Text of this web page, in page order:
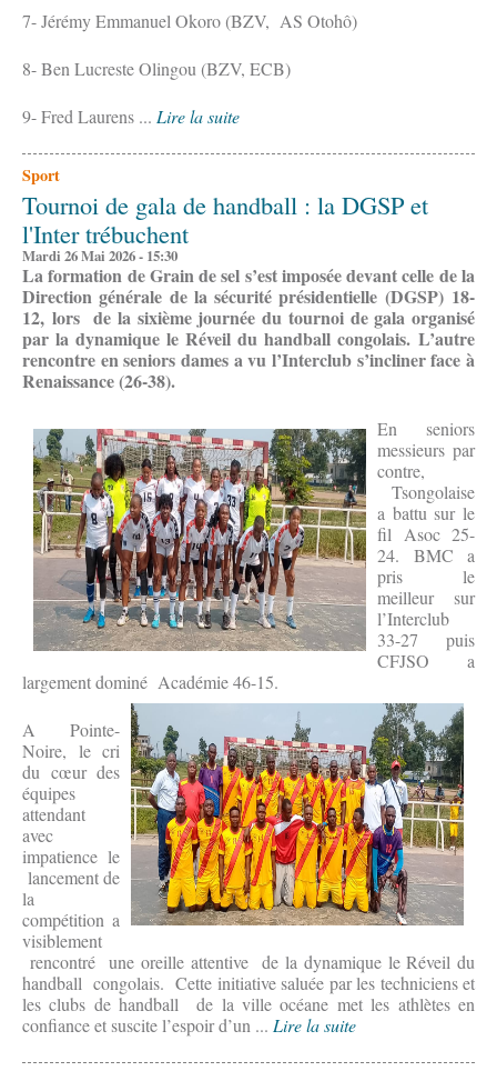
7- Jérémy Emmanuel Okoro (BZV, AS Otohô)
8- Ben Lucreste Olingou (BZV, ECB)
9- Fred Laurens ... Lire la suite
Sport
Tournoi de gala de handball : la DGSP et
l'Inter trébuchent
Mardi 26 Mai 2026 - 15:30
La formation de Grain de sel s’est imposée devant celle de la
Direction générale de la sécurité présidentielle (DGSP) 18-
12, lors de la sixième journée du tournoi de gala organisé
par la dynamique le Réveil du handball congolais. L’autre
rencontre en seniors dames a vu l’Interclub s’incliner face à
Renaissance (26-38).
En seniors
messieurs par
contre,
Tsongolaise
a battu sur le
fil Asoc 25-
24. BMC a
pris le
meilleur sur
l’Interclub
33-27 puis
CFJSO a
largement dominé Académie 46-15.
A Pointe-
Noire, le cri
du cœur des
équipes
attendant
avec
impatience le
lancement de
la
compétition a
visiblement
rencontré une oreille attentive de la dynamique le Réveil du
handball congolais. Cette initiative saluée par les techniciens et
les clubs de handball de la ville océane met les athlètes en
confiance et suscite l’espoir d’un ... Lire la suite